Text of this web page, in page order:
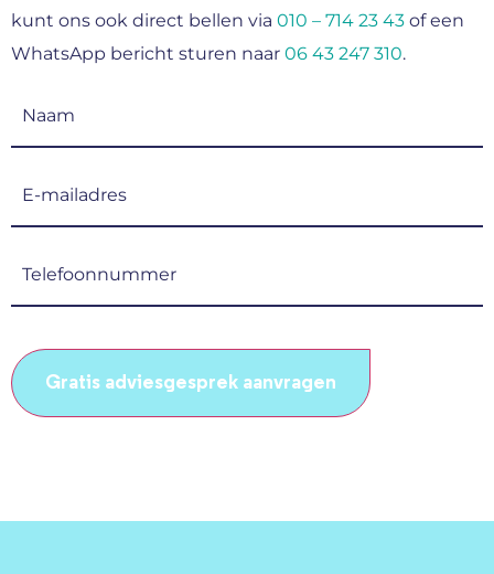
kunt ons ook direct bellen via 010 – 714 23 43 of een
WhatsApp bericht sturen naar 06 43 247 310.